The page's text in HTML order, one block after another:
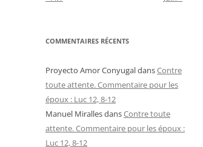
COMMENTAIRES RÉCENTS
Proyecto Amor ConyugaldansContre
toute attente. Commentaire pour les
époux : Luc 12, 8-12
Manuel MirallesdansContre toute
attente. Commentaire pour les époux :
Luc 12, 8-12